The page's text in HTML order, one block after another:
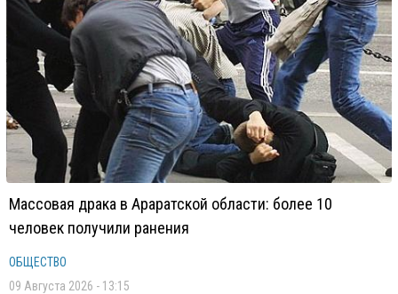
Массовая драка в Араратской области: более 10
человек получили ранения
ОБЩЕСТВО
09 Августа 2026 - 13:15